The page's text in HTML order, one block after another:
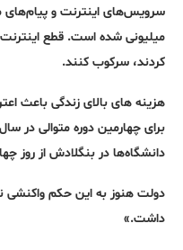
میلیونی شده است. قطع
کردند، سرکوب کنند.
هزینه های بالای زندگی باعث
برای چهارمین دوره متوالی در
دانشگاه‌ها در بنگلادش از روز چهارشنبه ۱۷ ژوئیه/ ۲۷ تیر
دولت هنوز به این حکم واکنشی
داشت.»